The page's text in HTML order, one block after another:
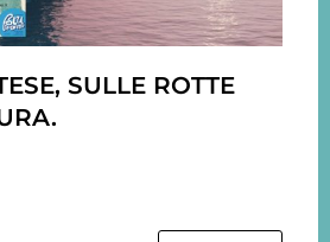
SULLE ROTTE